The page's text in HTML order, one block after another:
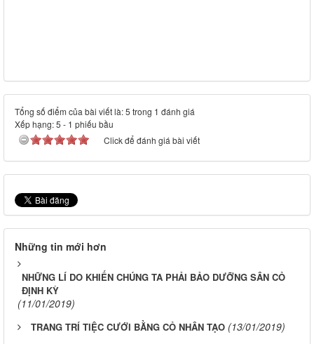
Tổng số điểm của bài viết là: 5 trong 1 đánh giá
Xếp hạng:5 - 1 phiếu bầu
Click để đánh giá bài viết
Những tin mới hơn
NHỮNG LÍ DO KHIẾN CHÚNG TA PHẢI BẢO DƯỠNG SÂN CỎ
ĐỊNH KỲ
(11/01/2019)
TRANG TRÍ TIỆC CƯỚI BẰNG CỎ NHÂN TẠO (13/01/2019)